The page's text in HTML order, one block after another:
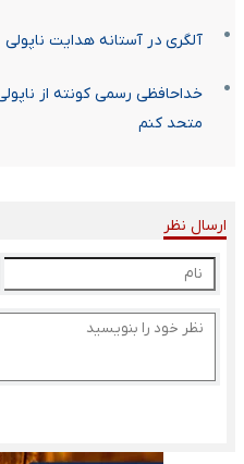
آلگری در آستانه هدایت ناپولی
خداحافظی رسمی کونته از
متحد کنم
ارسال نظر